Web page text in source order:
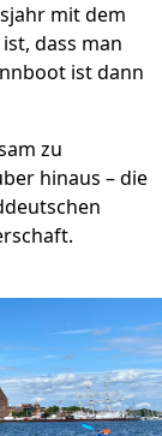
mit dem
dass man
ist dann
zu
hinaus – die